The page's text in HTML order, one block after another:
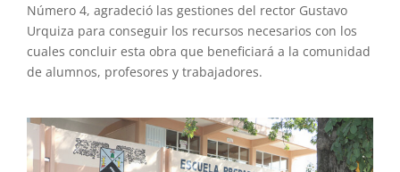
Número 4, agradeció las gestiones del rector Gustavo
Urquiza para conseguir los recursos necesarios con los
cuales concluir esta obra que beneficiará a la comunidad
de alumnos, profesores y trabajadores.